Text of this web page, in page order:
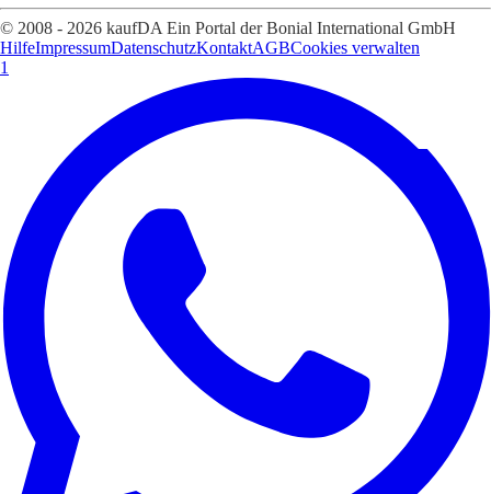
© 2008 - 2026 kaufDA Ein Portal der Bonial International GmbH
HilfeImpressumDatenschutzKontaktAGBCookies verwalten
1